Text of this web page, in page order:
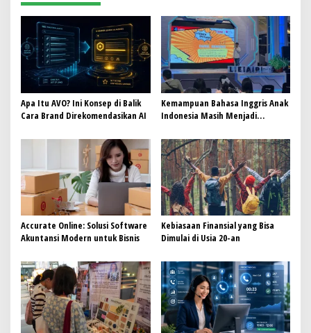
i
p
o
s
Apa Itu AVO? Ini Konsep di Balik
Cara Brand Direkomendasikan AI
Kemampuan Bahasa Inggris Anak
Indonesia Masih Menjadi
Pembelajaran Dinilai Perlu
Berubah
Accurate Online: Solusi Software
Akuntansi Modern untuk Bisnis
Kebiasaan Finansial yang Bisa
Dimulai di Usia 20-an